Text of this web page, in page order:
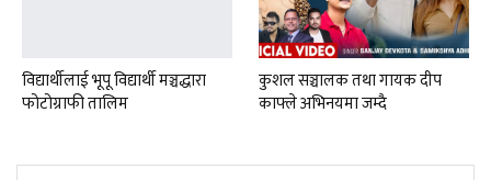
विद्यार्थीलाई भूपू विद्यार्थी मञ्चद्धारा
फोटोग्राफी तालिम
कुशल सञ्चालक तथा गायक दीप
काफ्ले अभिनयमा जम्दै